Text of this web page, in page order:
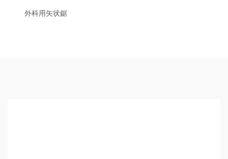
外科用矢状鋸